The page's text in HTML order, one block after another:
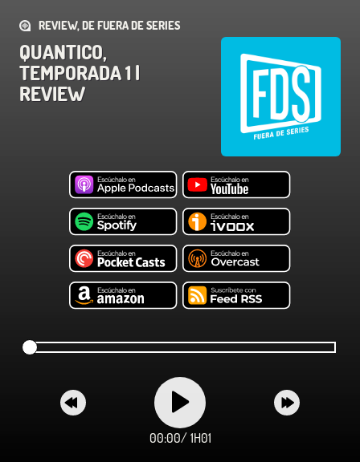
REVIEW, DE FUERA DE SERIES
QUANTICO,
TEMPORADA 1 |
REVIEW
00:00/ 1H01